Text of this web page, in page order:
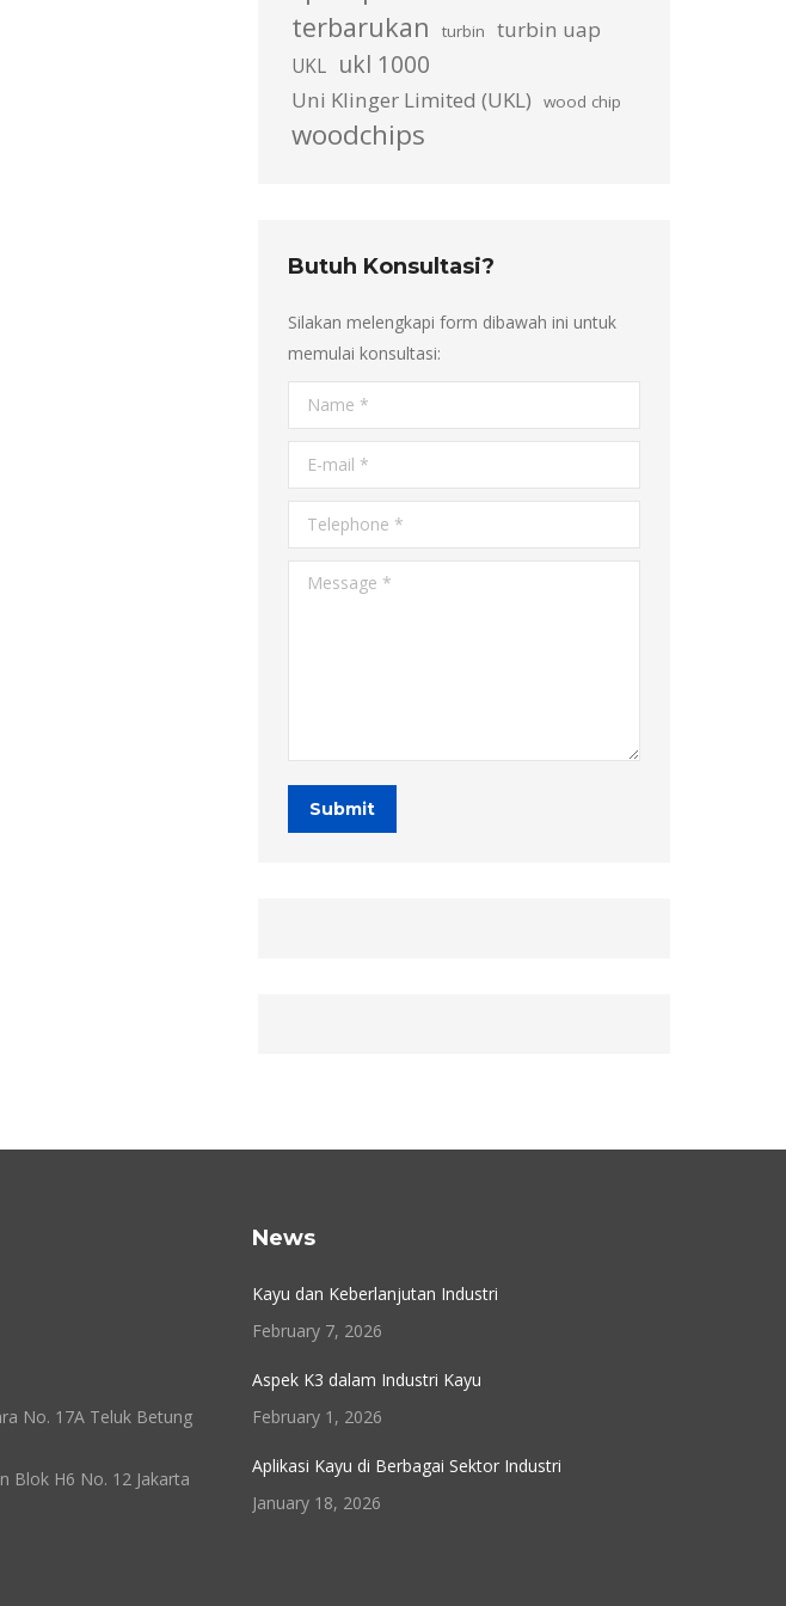
terbarukan turbin turbin uap
UKL ukl 1000
Uni Klinger Limited (UKL) wood chip
woodchips
Butuh Konsultasi?
Silakan melengkapi form dibawah ini untuk
memulai konsultasi:
Name *
E-mail *
Telephone *
Message *
Submit
No. 17A Teluk Betung
Blok H6 No. 12 Jakarta
News
Kayu dan Keberlanjutan Industri
February 7, 2026
Aspek K3 dalam Industri Kayu
February 1, 2026
Aplikasi Kayu di Berbagai Sektor Industri
January 18, 2026